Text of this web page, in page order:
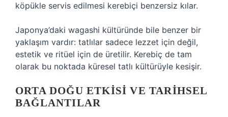
köpükle servis edilmesi kerebiçi benzersiz kılar.
Japonya’daki wagashi kültüründe bile benzer bir
yaklaşım vardır: tatlılar sadece lezzet için değil,
estetik ve ritüel için de üretilir. Kerebiç de tam
olarak bu noktada küresel tatlı kültürüyle kesişir.
ORTA DOĞU ETKISI VE TARIHSEL
BAĞLANTILAR